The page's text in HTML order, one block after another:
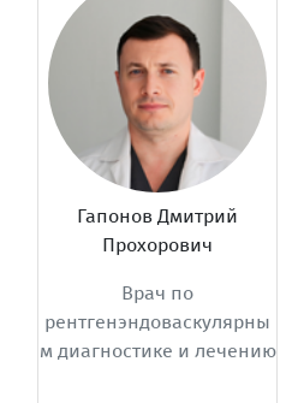
Гапонов Дмитрий
Прохорович
Врач по
рентгенэндоваскулярны
м диагностике и лечению